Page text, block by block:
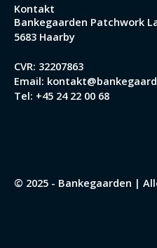
Kontakt
Bankegaarden Patchwork
5683 Haarby
CVR: 32207863
Email:
Tel: +45 24 22 00 68
© 2025 - Bankegaarden |